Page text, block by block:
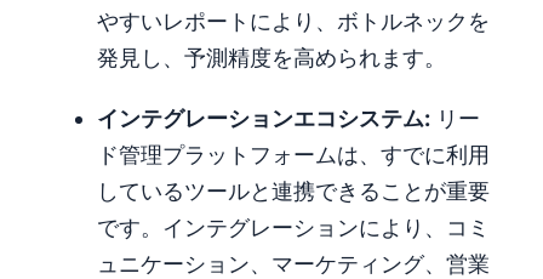
やすいレポートにより、ボトルネックを
発見し、予測精度を高められます。
インテグレーションエコシステム: リー
ド管理プラットフォームは、すでに利用
しているツールと連携できることが重要
です。インテグレーションにより、コミ
ュニケーション、マーケティング、営業